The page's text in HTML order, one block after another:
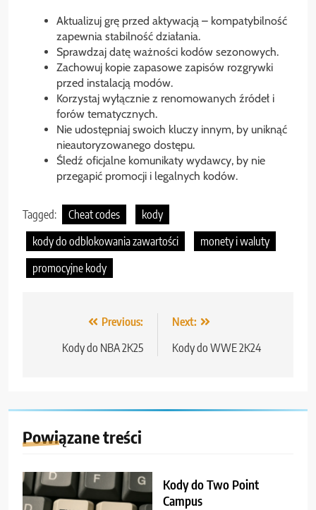
Aktualizuj grę przed aktywacją – kompatybilność
zapewnia stabilność działania.
Sprawdzaj datę ważności kodów sezonowych.
Zachowuj kopie zapasowe zapisów rozgrywki
przed instalacją modów.
Korzystaj wyłącznie z renomowanych źródeł i
forów tematycznych.
Nie udostępniaj swoich kluczy innym, by uniknąć
nieautoryzowanego dostępu.
Śledź oficjalne komunikaty wydawcy, by nie
przegapić promocji i legalnych kodów.
Tagged: Cheat codes
kody
kody do odblokowania zawartości
monety i waluty
promocyjne kody
Nawigacja
wpisu
Previous:
Kody do NBA 2K25
Next:
Kody do WWE 2K24
Powiązane treści
Kody do Two Point
Campus